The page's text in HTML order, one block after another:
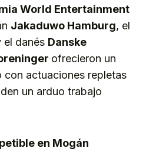
World Entertainment
Jakaduwo Hamburg, el
el danés Danske
ofrecieron un
con actuaciones repletas
un arduo trabajo
en Mogán